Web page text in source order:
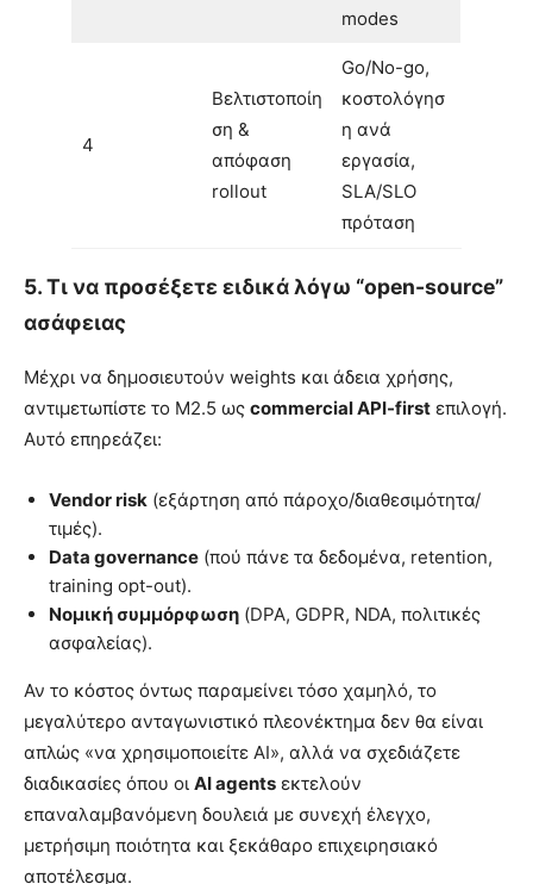
modes
4
Βελτιστοποίη
ση &
απόφαση
rollout
Go/No-go,
κοστολόγησ
η ανά
εργασία,
SLA/SLO
πρόταση
5. Τι να προσέξετε ειδικά λόγω “open-source”
ασάφειας
Μέχρι να δημοσιευτούν weights και άδεια χρήσης,
αντιμετωπίστε το M2.5 ως commercial API-first επιλογή.
Αυτό επηρεάζει:
Vendor risk (εξάρτηση από πάροχο/διαθεσιμότητα/
τιμές).
Data governance (πού πάνε τα δεδομένα, retention,
training opt-out).
Νομική συμμόρφωση (DPA, GDPR, NDA, πολιτικές
ασφαλείας).
Αν το κόστος όντως παραμείνει τόσο χαμηλό, το
μεγαλύτερο ανταγωνιστικό πλεονέκτημα δεν θα είναι
απλώς «να χρησιμοποιείτε AI», αλλά να σχεδιάζετε
διαδικασίες όπου οι AI agents εκτελούν
επαναλαμβανόμενη δουλειά με συνεχή έλεγχο,
μετρήσιμη ποιότητα και ξεκάθαρο επιχειρησιακό
αποτέλεσμα.